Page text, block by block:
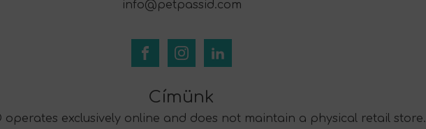
info@petpassid.com
Címünk
operates exclusively online and does not maintain a physical retail store.